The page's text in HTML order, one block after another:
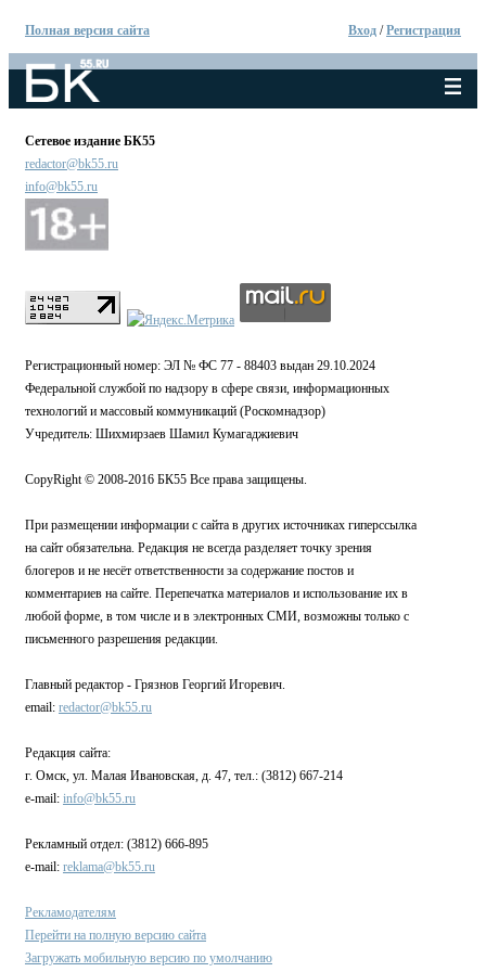
Полная версия сайта Вход /Регистрация
Сетевое издание БК55
redactor@bk55.ru
info@bk55.ru
Регистрационный номер: ЭЛ № ФС 77 - 88403 выдан 29.10.2024
Федеральной службой по надзору в сфере связи, информационных
технологий и массовый коммуникаций (Роскомнадзор)
Учредитель: Шихмирзаев Шамил Кумагаджиевич
CopyRight © 2008-2016 БК55 Все права защищены.
При размещении информации с сайта в других источниках гиперссылка
на сайт обязательна. Редакция не всегда разделяет точку зрения
блогеров и не несёт ответственности за содержание постов и
комментариев на сайте. Перепечатка материалов и использование их в
любой форме, в том числе и в электронных СМИ, возможны только с
письменного разрешения редакции.
Главный редактор - Грязнов Георгий Игоревич.
email: redactor@bk55.ru
Редакция сайта:
г. Омск, ул. Малая Ивановская, д. 47, тел.: (3812) 667-214
e-mail: info@bk55.ru
Рекламный отдел: (3812) 666-895
e-mail: reklama@bk55.ru
Рекламодателям
Перейти на полную версию сайта
Загружать мобильную версию по умолчанию